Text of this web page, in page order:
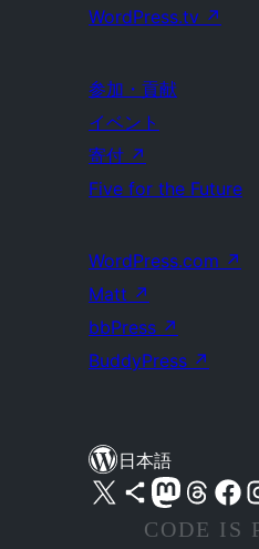
WordPress.tv ↗
参加・貢献
イベント
寄付 ↗
Five for the Future
WordPress.com ↗
Matt ↗
bbPress ↗
BuddyPress ↗
日本語
X (旧 Twitter) アカウントへ Bluesky アカウントへ Mastodon アカウントへ Threads アカウントへ Facebook ページへ
CODE IS